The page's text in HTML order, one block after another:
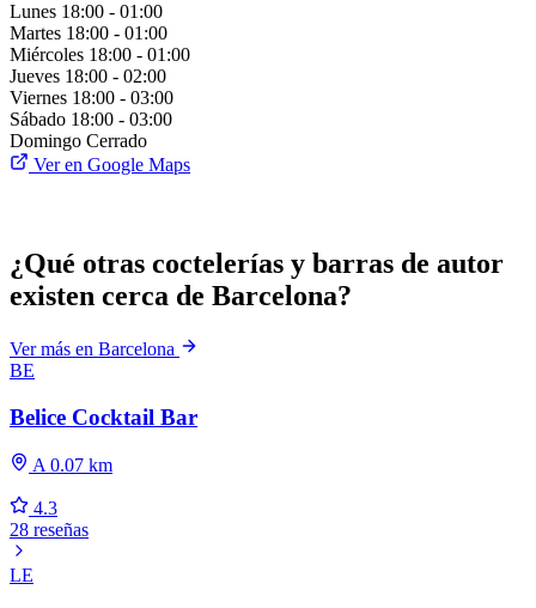
Lunes 18:00 - 01:00
Martes 18:00 - 01:00
Miércoles 18:00 - 01:00
Jueves 18:00 - 02:00
Viernes 18:00 - 03:00
Sábado 18:00 - 03:00
Domingo Cerrado
Ver en Google Maps
¿Qué otras coctelerías y barras de autor
existen cerca de Barcelona?
Ver más en Barcelona
BE
Belice Cocktail Bar
A 0.07 km
4.3
28 reseñas
LE